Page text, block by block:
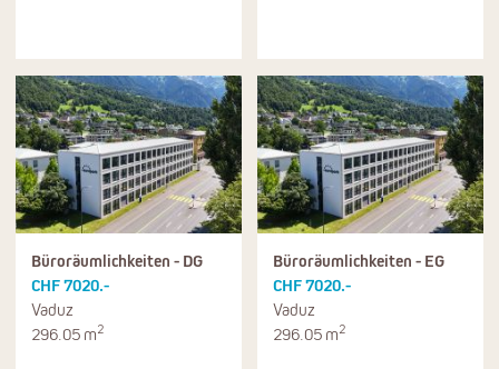
Büroräumlichkeiten - DG
CHF 7020.-
Vaduz
296.05 m2
Büroräumlichkeiten - EG
CHF 7020.-
Vaduz
296.05 m2